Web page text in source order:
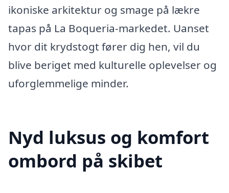
ikoniske arkitektur og smage på lækre
tapas på La Boqueria-markedet. Uanset
hvor dit krydstogt fører dig hen, vil du
blive beriget med kulturelle oplevelser og
uforglemmelige minder.
Nyd luksus og komfort
ombord på skibet